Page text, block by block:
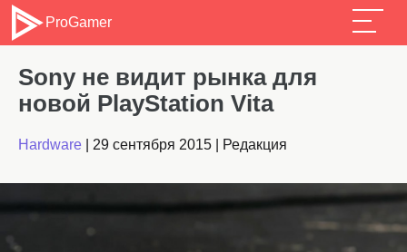
ProGamer
Sony не видит рынка для
новой PlayStation Vita
Hardware 29 сентября 2015 Редакция